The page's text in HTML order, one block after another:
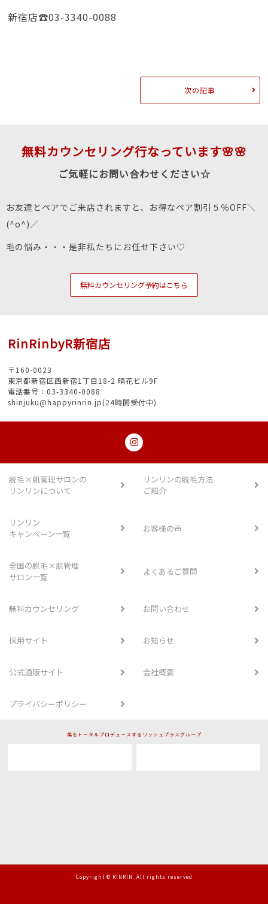
新宿店☎️03-3340-0088
次の記事
無料カウンセリング行なっています🌸🌸
ご気軽にお問い合わせください☆
お友達とペアでご来店されますと、お得なペア割引５％OFF＼
(^o^)／
毛の悩み・・・是非私たちにお任せ下さい♡
無料カウンセリング予約はこちら
RinRinbyR新宿店
〒160-0023
東京都新宿区西新宿1丁目18-2 晴花ビル9F
電話番号：03-3340-0088
shinjuku@happyrinrin.jp(24時間受付中)
脱毛×肌管理サロンの
リンリンについて
リンリンの脱毛方法
ご紹介
リンリン
キャンペーン一覧
お客様の声
全国の脱毛×肌管理
サロン一覧
よくあるご質問
無料カウンセリング お問い合わせ
採用サイト お知らせ
公式通販サイト 会社概要
プライバシーポリシー
美をトータルプロデュースするリッシュプラスグループ
Copyright © RINRIN. All rights reserved